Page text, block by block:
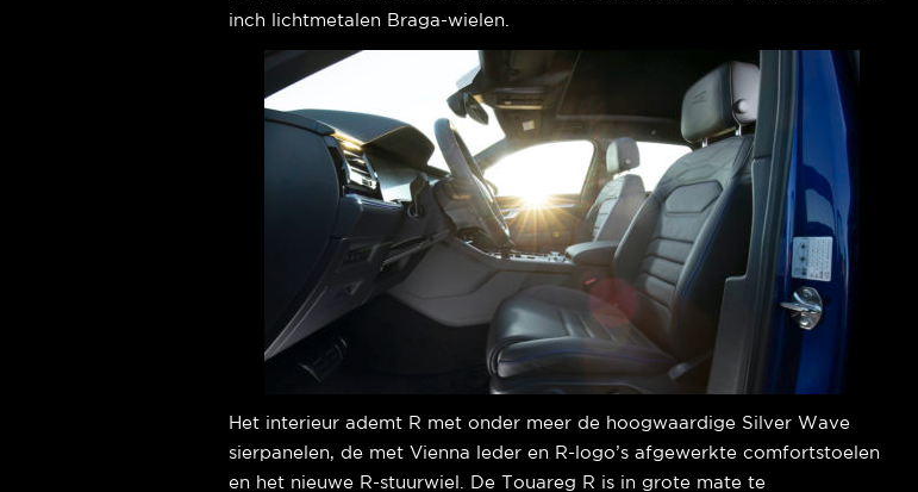
inch lichtmetalen Braga-wielen.
Het interieur ademt R met onder meer de hoogwaardige Silver Wave
sierpanelen, de met Vienna leder en R-logo’s afgewerkte comfortstoelen
en het nieuwe R-stuurwiel. De Touareg R is in grote mate te